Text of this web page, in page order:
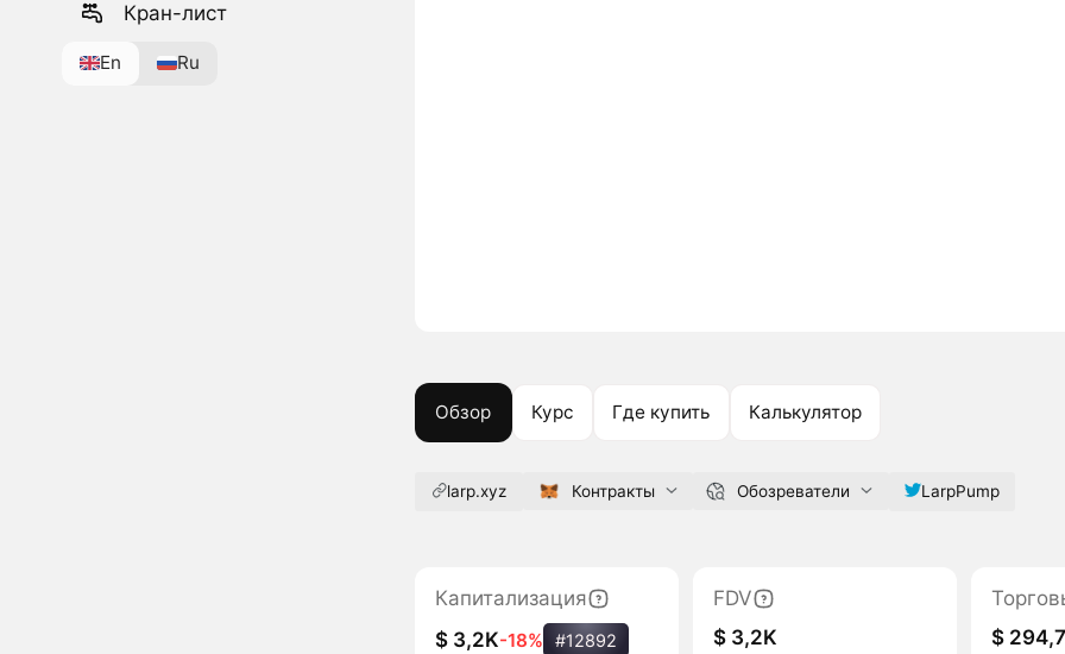
Кран-лист
En Ru
Обзор Курс Где купить Калькулятор
larp.xyz Контракты Обозреватели LarpPump
Капитализация
$ 3,2K-18% #12892
FDV
$ 3,2K
$